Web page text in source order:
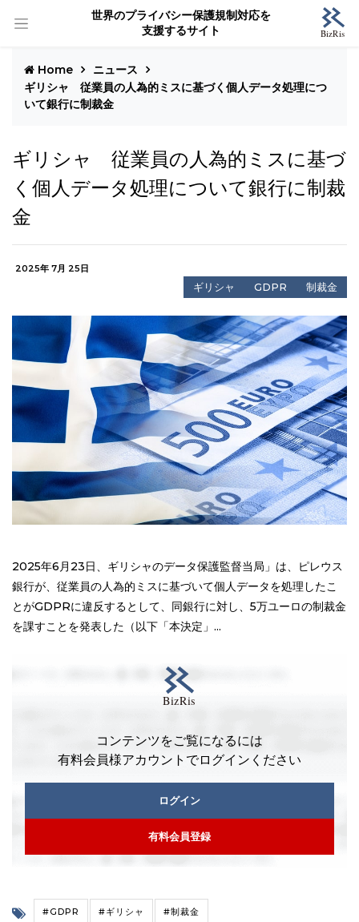
世界のプライバシー保護規制対応を
支援するサイト
Home
ニュース
ギリシャ 従業員の人為的ミスに基づく個人データ処理につ
いて銀行に制裁金
ギリシャ 従業員の人為的ミスに基づ
く個人データ処理について銀行に制裁
金
2025年 7月 25日
ギリシャ GDPR 制裁金
2025年6月23日、ギリシャのデータ保護監督当局」は、ピレウス
銀行が、従業員の人為的ミスに基づいて個人データを処理したこ
とがGDPRに違反するとして、同銀行に対し、5万ユーロの制裁金
を課すことを発表した（以下「本決定」...
コンテンツをご覧になるには
有料会員様アカウントでログインください
ログイン
有料会員登録
#GDPR #ギリシャ #制裁金